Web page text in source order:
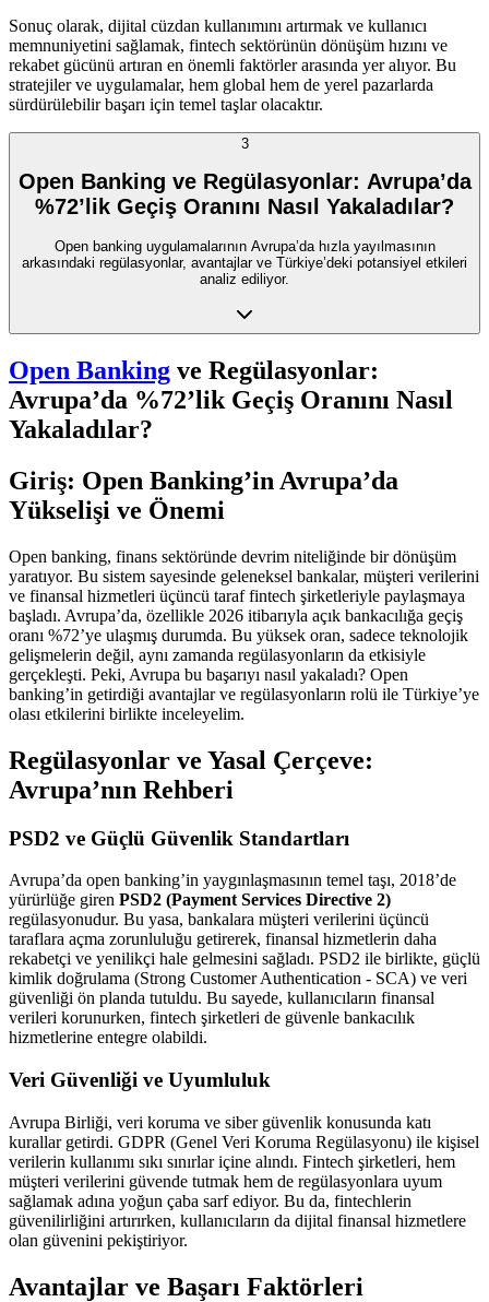
Sonuç olarak, dijital cüzdan kullanımını artırmak ve kullanıcı
memnuniyetini sağlamak, fintech sektörünün dönüşüm hızını ve
rekabet gücünü artıran en önemli faktörler arasında yer alıyor. Bu
stratejiler ve uygulamalar, hem global hem de yerel pazarlarda
sürdürülebilir başarı için temel taşlar olacaktır.
3
Open Banking ve Regülasyonlar: Avrupa’da
%72’lik Geçiş Oranını Nasıl Yakaladılar?
Open banking uygulamalarının Avrupa’da hızla yayılmasının
arkasındaki regülasyonlar, avantajlar ve Türkiye’deki potansiyel etkileri
analiz ediliyor.
Open Banking ve Regülasyonlar:
Avrupa’da %72’lik Geçiş Oranını Nasıl
Yakaladılar?
Giriş: Open Banking’in Avrupa’da
Yükselişi ve Önemi
Open banking, finans sektöründe devrim niteliğinde bir dönüşüm
yaratıyor. Bu sistem sayesinde geleneksel bankalar, müşteri verilerini
ve finansal hizmetleri üçüncü taraf fintech şirketleriyle paylaşmaya
başladı. Avrupa’da, özellikle 2026 itibarıyla açık bankacılığa geçiş
oranı %72’ye ulaşmış durumda. Bu yüksek oran, sadece teknolojik
gelişmelerin değil, aynı zamanda regülasyonların da etkisiyle
gerçekleşti. Peki, Avrupa bu başarıyı nasıl yakaladı? Open
banking’in getirdiği avantajlar ve regülasyonların rolü ile Türkiye’ye
olası etkilerini birlikte inceleyelim.
Regülasyonlar ve Yasal Çerçeve:
Avrupa’nın Rehberi
PSD2 ve Güçlü Güvenlik Standartları
Avrupa’da open banking’in yaygınlaşmasının temel taşı, 2018’de
yürürlüğe giren PSD2 (Payment Services Directive 2)
regülasyonudur. Bu yasa, bankalara müşteri verilerini üçüncü
taraflara açma zorunluluğu getirerek, finansal hizmetlerin daha
rekabetçi ve yenilikçi hale gelmesini sağladı. PSD2 ile birlikte, güçlü
kimlik doğrulama (Strong Customer Authentication - SCA) ve veri
güvenliği ön planda tutuldu. Bu sayede, kullanıcıların finansal
verileri korunurken, fintech şirketleri de güvenle bankacılık
hizmetlerine entegre olabildi.
Veri Güvenliği ve Uyumluluk
Avrupa Birliği, veri koruma ve siber güvenlik konusunda katı
kurallar getirdi. GDPR (Genel Veri Koruma Regülasyonu) ile kişisel
verilerin kullanımı sıkı sınırlar içine alındı. Fintech şirketleri, hem
müşteri verilerini güvende tutmak hem de regülasyonlara uyum
sağlamak adına yoğun çaba sarf ediyor. Bu da, fintechlerin
güvenilirliğini artırırken, kullanıcıların da dijital finansal hizmetlere
olan güvenini pekiştiriyor.
Avantajlar ve Başarı Faktörleri